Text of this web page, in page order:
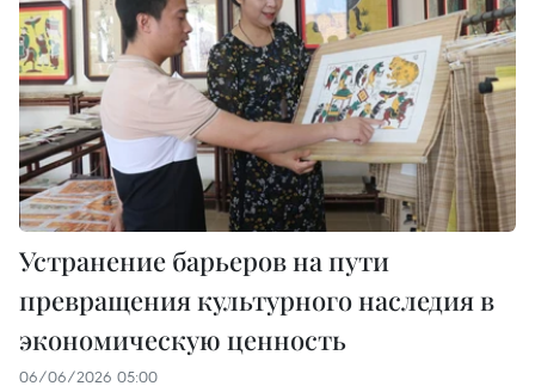
Устранение барьеров на пути
превращения культурного наследия в
экономическую ценность
06/06/2026 05:00